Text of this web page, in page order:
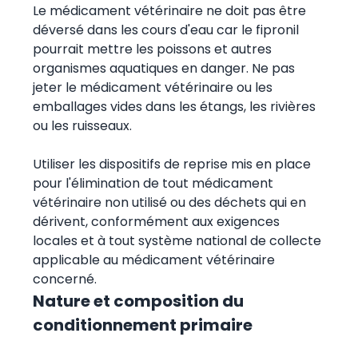
Le médicament vétérinaire ne doit pas être
déversé dans les cours d'eau car le fipronil
pourrait mettre les poissons et autres
organismes aquatiques en danger. Ne pas
jeter le médicament vétérinaire ou les
emballages vides dans les étangs, les rivières
ou les ruisseaux.
Utiliser les dispositifs de reprise mis en place
pour l'élimination de tout médicament
vétérinaire non utilisé ou des déchets qui en
dérivent, conformément aux exigences
locales et à tout système national de collecte
applicable au médicament vétérinaire
concerné.
Nature et composition du
conditionnement primaire